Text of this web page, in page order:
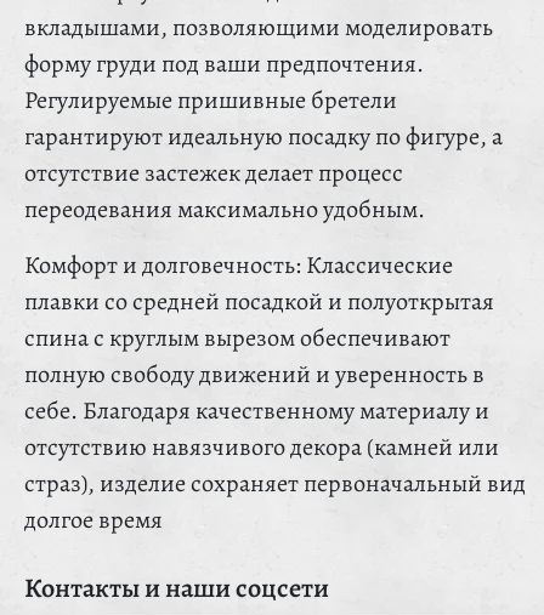
вкладышами, позволяющими моделировать
форму груди под ваши предпочтения.
Регулируемые пришивные бретели
гарантируют идеальную посадку по фигуре, а
отсутствие застежек делает процесс
переодевания максимально удобным.
Комфорт и долговечность: Классические
плавки со средней посадкой и полуоткрытая
спина с круглым вырезом обеспечивают
полную свободу движений и уверенность в
себе. Благодаря качественному материалу и
отсутствию навязчивого декора (камней или
страз), изделие сохраняет первоначальный вид
долгое время
Контакты и наши соцсети